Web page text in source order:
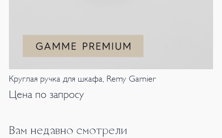
Круглая ручка для шкафа, Remy Garnier
Цена по запросу
Вам недавно смотрели